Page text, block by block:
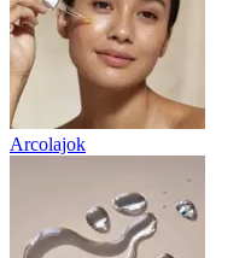
Arcolajok